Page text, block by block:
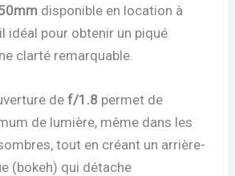
disponible en location à
idéal pour obtenir un piqué
clarté remarquable.
def/1.8 permet de
de lumière, même dans les
tout en créant un arrière-
(bokeh) qui détache